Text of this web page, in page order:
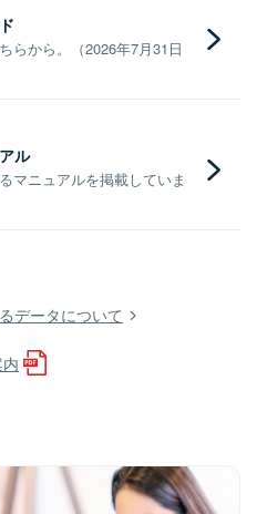
らから。（2026年7月31日
ル
マニュアルを掲載していま
データについて